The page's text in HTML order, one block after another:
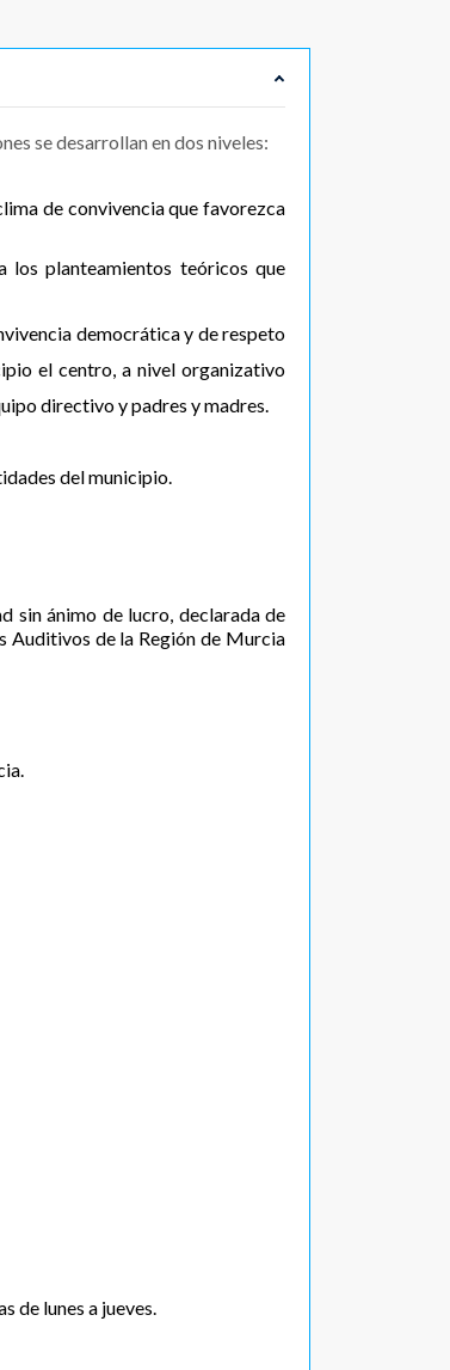
se desarrollan en dos niveles:
de convivencia que favorezca
los planteamientos teóricos que
democrática y de respeto
el centro, a nivel organizativo
directivo y padres y madres.
del municipio.
sin ánimo de lucro, declarada de
Auditivos de la Región de Murcia
de lunes a jueves.